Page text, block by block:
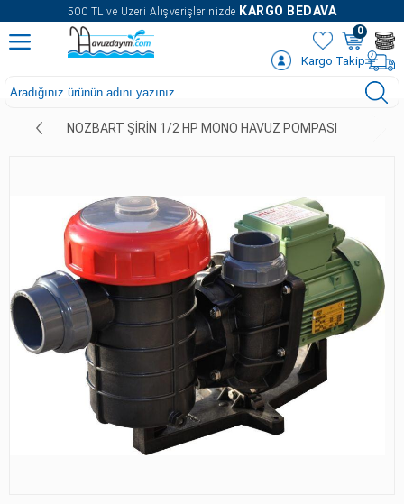
500 TL ve Üzeri Alışverişlerinizde KARGO BEDAVA
0
Kargo Takip
NOZBART ŞIRIN 1/2 HP MONO HAVUZ POMPASI